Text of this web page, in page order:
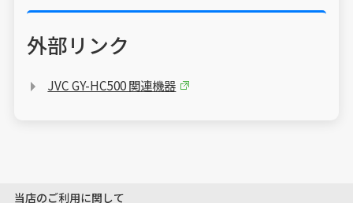
外部リンク
JVC GY-HC500 関連機器
当店のご利用に関して